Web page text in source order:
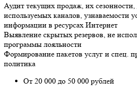
Аудит текущих продаж, их
используемых каналов, узнаваемости
информации в ресурсах Интернет
Выявление скрытых резервов, не
программы лояльности
Формирование пакетов услуг и спец.
политика
От 20 000 до 50 000 рублей